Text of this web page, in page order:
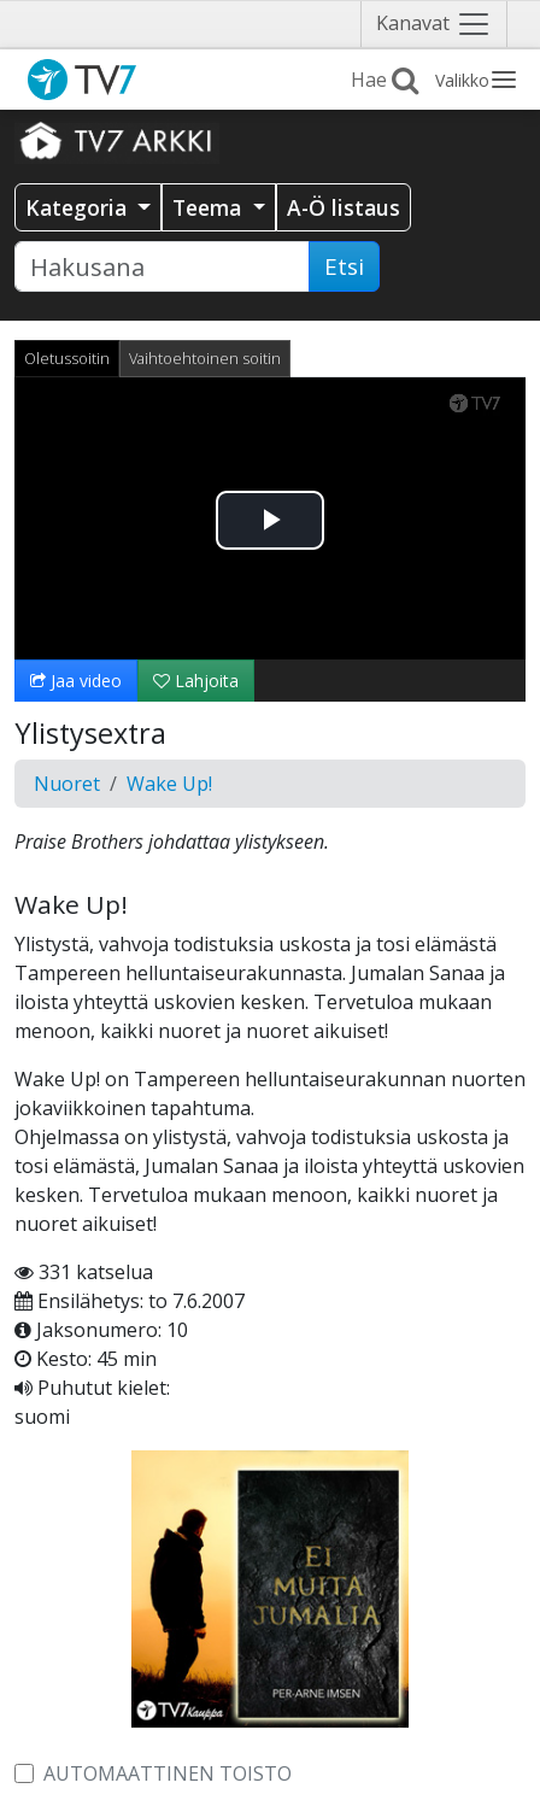
Kanavat Näytä
valikko
Valikko
Kategoria Teema A-Ö listaus
Etsi
Oletussoitin Vaihtoehtoinen soitin
Toista
Jaa video Lahjoita
Ylistysextra
Nuoret Wake Up!
Praise Brothers johdattaa ylistykseen.
Wake Up!
Ylistystä, vahvoja todistuksia uskosta ja tosi elämästä
Tampereen helluntaiseurakunnasta. Jumalan Sanaa ja
iloista yhteyttä uskovien kesken. Tervetuloa mukaan
menoon, kaikki nuoret ja nuoret aikuiset!
Wake Up! on Tampereen helluntaiseurakunnan nuorten
jokaviikkoinen tapahtuma.
Ohjelmassa on ylistystä, vahvoja todistuksia uskosta ja
tosi elämästä, Jumalan Sanaa ja iloista yhteyttä uskovien
kesken. Tervetuloa mukaan menoon, kaikki nuoret ja
nuoret aikuiset!
331 katselua
Ensilähetys: to 7.6.2007
Jaksonumero: 10
Kesto: 45 min
Puhutut kielet:
suomi
AUTOMAATTINEN TOISTO